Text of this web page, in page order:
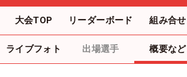
大会TOP リーダーボード 組み合せ
ライブフォト 出場選手 概要など